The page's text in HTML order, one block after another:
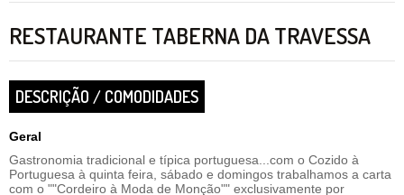
RESTAURANTE TABERNA DA TRAVESSA
DESCRIÇÃO / COMODIDADES
Geral
Gastronomia tradicional e típica portuguesa...com o Cozido à
Portuguesa à quinta feira, sábado e domingos trabalhamos a carta
com o ""Cordeiro à Moda de Monção"" exclusivamente por